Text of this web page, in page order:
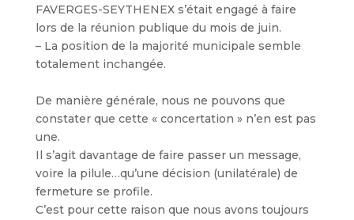
FAVERGES-SEYTHENEX s’était engagé à faire
lors de la réunion publique du mois de juin.
– La position de la majorité municipale semble
totalement inchangée.
De manière générale, nous ne pouvons que
constater que cette « concertation » n’en est pas
une.
Il s’agit davantage de faire passer un message,
voire la pilule…qu’une décision (unilatérale) de
fermeture se profile.
C’est pour cette raison que nous avons toujours